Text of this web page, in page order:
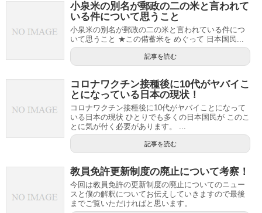
小泉米の別名が郵政の二の米と言われて
いる件について思うこと
小泉米の別名が郵政の二の米と言われている件につ
いて思うこと ★この備蓄米を めぐって 日本国民...
記事を読む
コロナワクチン接種後に10代がヤバイこ
とになっている日本の現状！
コロナワクチン接種後に10代がヤバイことになって
いる日本の現状 ひとりでも多くの日本国民が このこ
とに気が付く必要があります。 ...
記事を読む
教員免許更新制度の廃止について考察！
今回は教員免許の更新制度の廃止についてのニュー
スと僕の解釈についてお伝えしていきますので最後
までご覧いただければと思います。